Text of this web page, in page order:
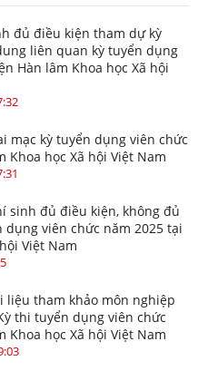
đủ điều kiện tham dự kỳ
liên quan kỳ tuyển dụng
Hàn lâm Khoa học Xã hội
mạc kỳ tuyển dụng viên chức
Khoa học Xã hội Việt Nam
sinh đủ điều kiện, không đủ
viên chức năm 2025 tại
Việt Nam
liệu tham khảo môn nghiệp
thi tuyển dụng viên chức
Khoa học Xã hội Việt Nam